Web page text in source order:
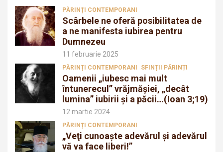
PĂRINȚI CONTEMPORANI
Scârbele ne oferă posibilitatea de
a ne manifesta iubirea pentru
Dumnezeu
11 februarie 2025
PĂRINȚI CONTEMPORANI SFINȚII PĂRINȚI
Oamenii „iubesc mai mult
întunerecul” vrăjmăşiei, „decât
lumina” iubirii şi a păcii…(Ioan 3;19)
12 martie 2024
PĂRINȚI CONTEMPORANI
„Veţi cunoaşte adevărul şi adevărul
vă va face liberi!”